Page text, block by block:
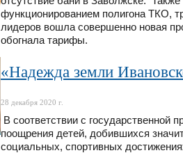
функционированием полигона ТКО,
лидеров вошла совершенно новая
обогнала тарифы.
«Надежда земли
28 декабря 2020 г.
В соответствии с государственной
поощрения детей, добившихся
социальных, спортивных